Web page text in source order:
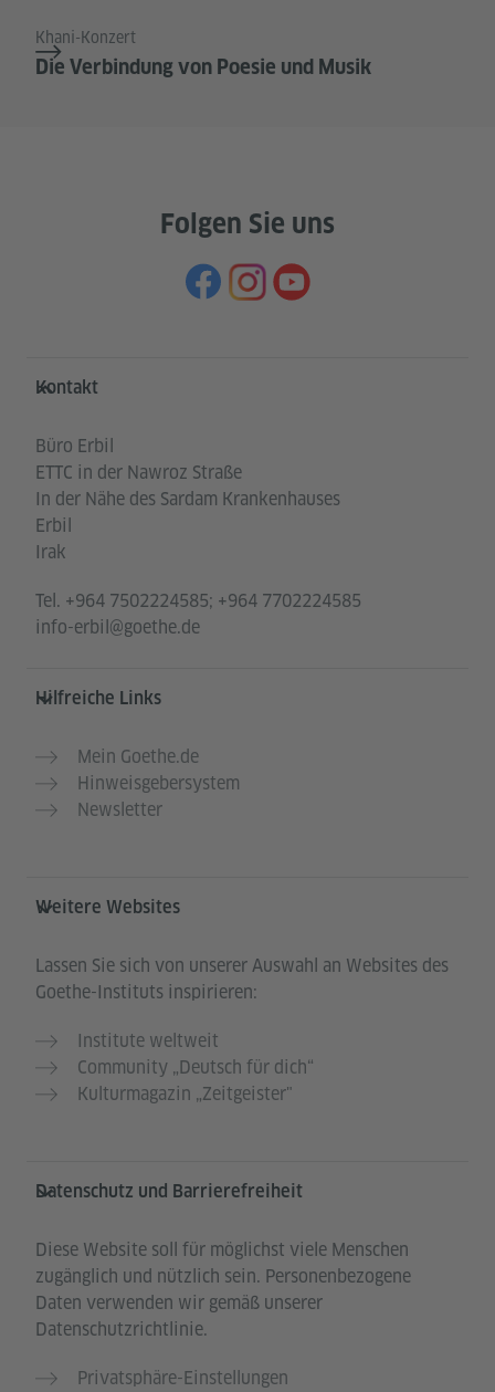
Khani-Konzert
Die Verbindung von Poesie und Musik
Folgen Sie uns
Service- und Informationsbereich
Kontakt
Büro Erbil
ETTC in der Nawroz Straße
In der Nähe des Sardam Krankenhauses
Erbil
Irak
Tel. +964 7502224585; +964 7702224585
info-erbil@goethe.de
Hilfreiche Links
Mein Goethe.de
Hinweisgebersystem
Newsletter
Weitere Websites
Lassen Sie sich von unserer Auswahl an Websites des
Goethe-Instituts inspirieren:
Institute weltweit
Community „Deutsch für dich“
Kulturmagazin „Zeitgeister"
Datenschutz und Barrierefreiheit
Diese Website soll für möglichst viele Menschen
zugänglich und nützlich sein. Personenbezogene
Daten verwenden wir gemäß unserer
Datenschutzrichtlinie.
Privatsphäre-Einstellungen